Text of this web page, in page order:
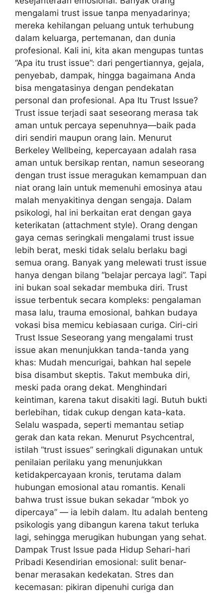
mengalami trust issue tanpa menyadarinya;
mereka kehilangan peluang untuk terhubung
dalam keluarga, pertemanan, dan dunia
profesional. Kali ini, kita akan mengupas tuntas
“Apa itu trust issue”: dari pengertiannya, gejala,
penyebab, dampak, hingga bagaimana Anda
bisa mengatasinya dengan pendekatan
personal dan profesional. Apa Itu Trust Issue?
Trust issue terjadi saat seseorang merasa tak
aman untuk percaya sepenuhnya—baik pada
diri sendiri maupun orang lain. Menurut
Berkeley Wellbeing, kepercayaan adalah rasa
aman untuk bersikap rentan, namun seseorang
dengan trust issue meragukan kemampuan dan
niat orang lain untuk memenuhi emosinya atau
malah menyakitinya dengan sengaja. Dalam
psikologi, hal ini berkaitan erat dengan gaya
keterikatan (attachment style). Orang dengan
gaya cemas seringkali mengalami trust issue
lebih berat, meski tidak selalu berlaku bagi
semua orang. Banyak yang melewati trust issue
hanya dengan bilang “belajar percaya lagi”. Tapi
ini bukan soal sekadar membuka diri. Trust
issue terbentuk secara kompleks: pengalaman
masa lalu, trauma emosional, bahkan budaya
vokasi bisa memicu kebiasaan curiga. Ciri-ciri
Trust Issue Seseorang yang mengalami trust
issue akan menunjukkan tanda-tanda yang
khas: Mudah mencurigai, bahkan hal sepele
bisa disambut skeptis. Takut membuka diri,
meski pada orang dekat. Menghindari
keintiman, karena takut disakiti lagi. Butuh bukti
berlebihan, tidak cukup dengan kata-kata.
Selalu waspada, seperti memantau setiap
gerak dan kata rekan. Menurut Psychcentral,
istilah “trust issues” seringkali digunakan untuk
penilaian perilaku yang menunjukkan
ketidakpercayaan kronis, terutama dalam
hubungan emosional atau romantis. Kenali
bahwa trust issue bukan sekadar “mbok yo
dipercaya” — ia lebih dalam. Itu adalah benteng
psikologis yang dibangun karena takut terluka
lagi, sehingga merugikan hubungan yang sehat.
Dampak Trust Issue pada Hidup Sehari-hari
Pribadi Kesendirian emosional: sulit benar-
benar merasakan kedekatan. Stres dan
kecemasan: pikiran dipenuhi curiga dan